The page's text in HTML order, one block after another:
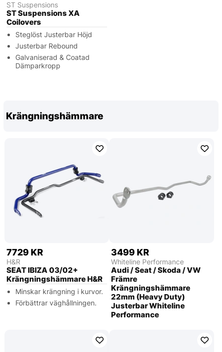
ST Suspensions
ST Suspensions XA
Coilovers
Steglöst Justerbar Höjd
Justerbar Rebound
Galvaniserad & Coatad
Dämparkropp
Krängningshämmare
7729 KR
H&R
SEAT IBIZA 03/02+
Krängningshämmare H&R
Minskar krängning i kurvor.
Förbättrar väghållningen.
3499 KR
Whiteline Performance
Audi / Seat / Skoda / VW
Främre
Krängningshämmare
22mm (Heavy Duty)
Justerbar Whiteline
Performance